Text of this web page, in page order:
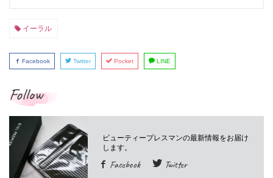
イーラル
Facebook Twitter Pocket LINE
Follow
Facebook Twitter